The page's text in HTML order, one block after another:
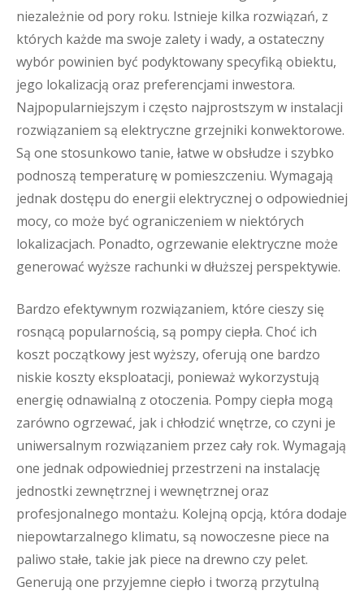
niezależnie od pory roku. Istnieje kilka rozwiązań, z
których każde ma swoje zalety i wady, a ostateczny
wybór powinien być podyktowany specyfiką obiektu,
jego lokalizacją oraz preferencjami inwestora.
Najpopularniejszym i często najprostszym w instalacji
rozwiązaniem są elektryczne grzejniki konwektorowe.
Są one stosunkowo tanie, łatwe w obsłudze i szybko
podnoszą temperaturę w pomieszczeniu. Wymagają
jednak dostępu do energii elektrycznej o odpowiedniej
mocy, co może być ograniczeniem w niektórych
lokalizacjach. Ponadto, ogrzewanie elektryczne może
generować wyższe rachunki w dłuższej perspektywie.
Bardzo efektywnym rozwiązaniem, które cieszy się
rosnącą popularnością, są pompy ciepła. Choć ich
koszt początkowy jest wyższy, oferują one bardzo
niskie koszty eksploatacji, ponieważ wykorzystują
energię odnawialną z otoczenia. Pompy ciepła mogą
zarówno ogrzewać, jak i chłodzić wnętrze, co czyni je
uniwersalnym rozwiązaniem przez cały rok. Wymagają
one jednak odpowiedniej przestrzeni na instalację
jednostki zewnętrznej i wewnętrznej oraz
profesjonalnego montażu. Kolejną opcją, która dodaje
niepowtarzalnego klimatu, są nowoczesne piece na
paliwo stałe, takie jak piece na drewno czy pelet.
Generują one przyjemne ciepło i tworzą przytulną